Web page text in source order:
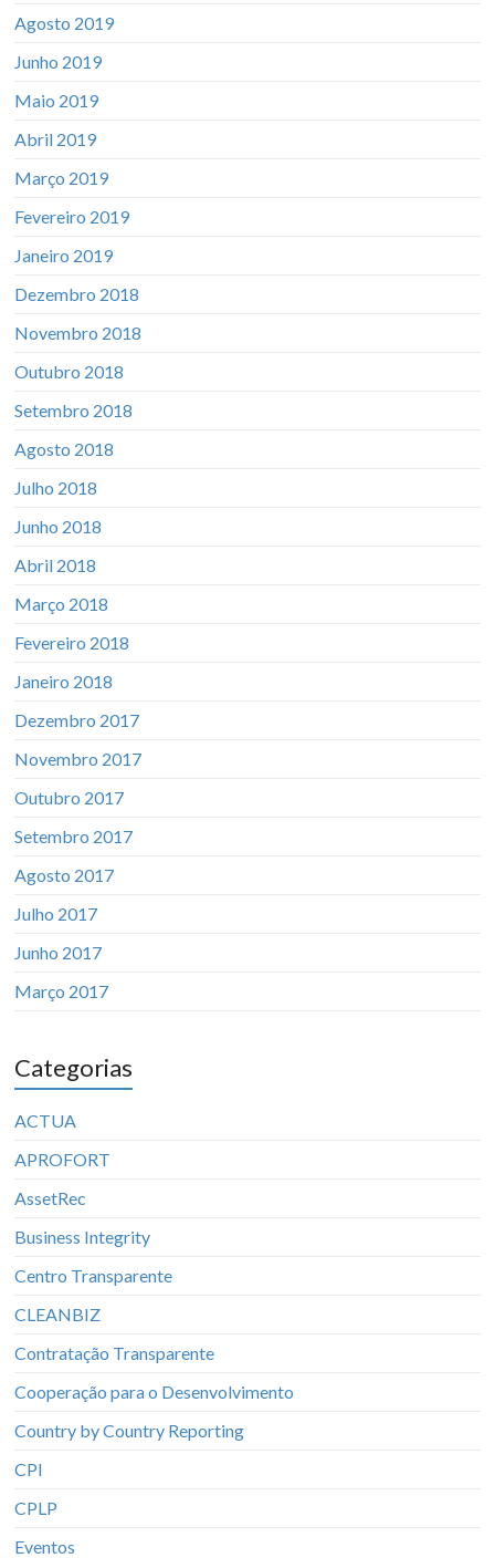
Agosto 2019
Junho 2019
Maio 2019
Abril 2019
Março 2019
Fevereiro 2019
Janeiro 2019
Dezembro 2018
Novembro 2018
Outubro 2018
Setembro 2018
Agosto 2018
Julho 2018
Junho 2018
Abril 2018
Março 2018
Fevereiro 2018
Janeiro 2018
Dezembro 2017
Novembro 2017
Outubro 2017
Setembro 2017
Agosto 2017
Julho 2017
Junho 2017
Março 2017
Categorias
ACTUA
APROFORT
AssetRec
Business Integrity
Centro Transparente
CLEANBIZ
Contratação Transparente
Cooperação para o Desenvolvimento
Country by Country Reporting
CPI
CPLP
Eventos